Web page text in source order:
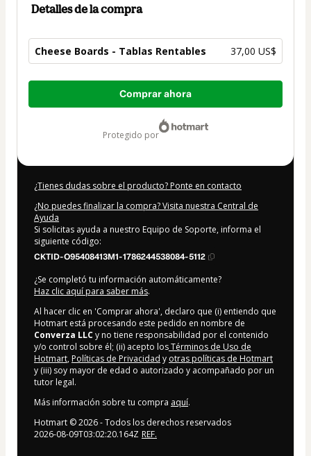
Detalles de la compra
Cheese Boards - Tablas Rentables 37,00 US$
Total
Comprar ahora
protegido por
¿Tienes dudas sobre el producto? Ponte en contacto
¿No puedes finalizar la compra? Visita nuestra Central de
Ayuda
Si solicitas ayuda a nuestro Equipo de Soporte, informa el
siguiente código:
CKTID-O95408413M1-1786244538084-5112
¿Se completó tu información automáticamente?
Haz clic aquí para saber más.
Al hacer clic en 'Comprar ahora', declaro que (i) entiendo que
Hotmart está procesando este pedido en nombre de
Converza LLCy no tiene responsabilidad por el contenido
y/o control sobre él; (ii) acepto losTérminos de Uso de
Hotmart, Políticas de Privacidad y otras políticas de Hotmart
y (iii) soy mayor de edad o autorizado y acompañado por un
tutor legal.
Más información sobre tu compra aquí.
Hotmart ©2026- Todos los derechos reservados
2026-08-09T03:02:20.164Z REF.